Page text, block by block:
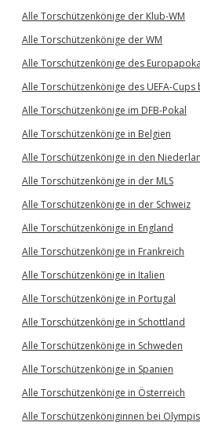
Alle Torschützenkönige der Klub-WM
Alle Torschützenkönige der WM
Alle Torschützenkönige des
Alle Torschützenkönige des UEFA-
Alle Torschützenkönige im DFB-Pokal
Alle Torschützenkönige in Belgien
Alle Torschützenkönige in den
Alle Torschützenkönige in der MLS
Alle Torschützenkönige in der Schweiz
Alle Torschützenkönige in England
Alle Torschützenkönige in Frankreich
Alle Torschützenkönige in Italien
Alle Torschützenkönige in Portugal
Alle Torschützenkönige in Schottland
Alle Torschützenkönige in Schweden
Alle Torschützenkönige in Spanien
Alle Torschützenkönige in Österreich
Alle Torschützenköniginnen bei